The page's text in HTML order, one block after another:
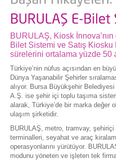
BURULAŞ, Kiosk
Bilet Sistemi ve Satış
sürelerini ortalama yüzde 50
Türkiye’nin nüfus açısından en
Dünya Yaşanabilir Şehirler
alıyor. Bursa Büyükşehir
A.Ş. ise şehir içi toplu taşıma
alarak, Türkiye’de bir marka değer
ulaşım şirketidir.
BURULAŞ, metro, tramvay,
terminalleri, seyahat ve araç
operasyonlarını yürütüyor.
modunu yöneten ve işleten tek